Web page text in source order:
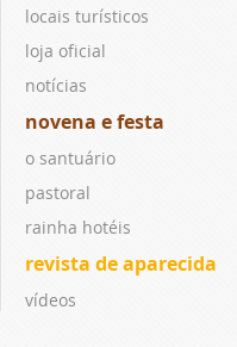
locais turísticos
loja oficial
notícias
novena e festa
o santuário
pastoral
rainha hotéis
revista de aparecida
vídeos